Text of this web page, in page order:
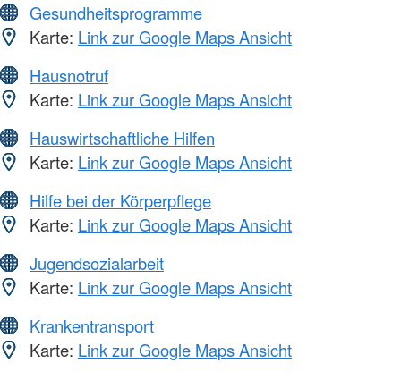
Gesundheitsprogramme
Karte: Link zur Google Maps Ansicht
Hausnotruf
Karte: Link zur Google Maps Ansicht
Hauswirtschaftliche Hilfen
Karte: Link zur Google Maps Ansicht
Hilfe bei der Körperpflege
Karte: Link zur Google Maps Ansicht
Jugendsozialarbeit
Karte: Link zur Google Maps Ansicht
Krankentransport
Karte: Link zur Google Maps Ansicht